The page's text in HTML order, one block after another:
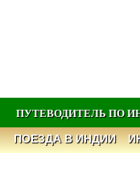
ПУТЕВОДИТЕЛЬ ПО
ПОЕЗДА В ИНДИИ